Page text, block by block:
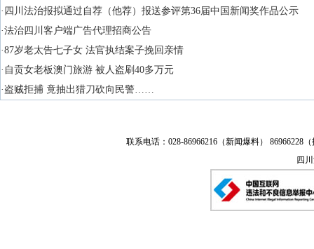
·四川法治报拟通过自荐（他荐）报送参评第36届中国新闻奖作品公示
·法治四川客户端广告代理招商公告
·87岁老太告七子女 法官执结案子挽回亲情
·自贡女老板澳门旅游 被人盗刷40多万元
·盗贼拒捕 竟抽出猎刀砍向民警……
联系电话：028-86966216（新闻爆料） 86966228
四